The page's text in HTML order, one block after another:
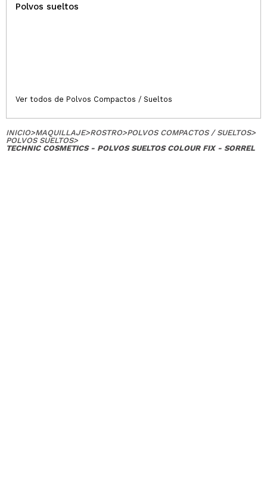
Polvos sueltos
Ver todos de Polvos Compactos / Sueltos
INICIO>MAQUILLAJE>ROSTRO>POLVOS COMPACTOS / SUELTOS>
POLVOS SUELTOS>
TECHNIC COSMETICS - POLVOS SUELTOS COLOUR FIX - SORREL